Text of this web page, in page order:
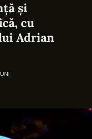
și
cu
Adrian